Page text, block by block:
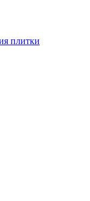
плитки